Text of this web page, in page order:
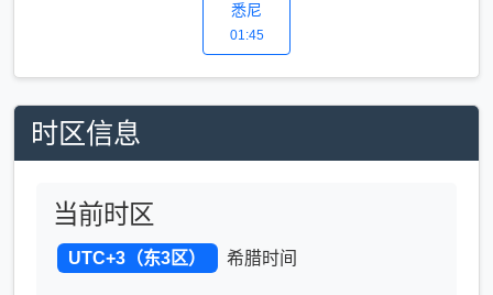
悉尼
01:45
时区信息
当前时区
UTC+3（东3区） 希腊时间